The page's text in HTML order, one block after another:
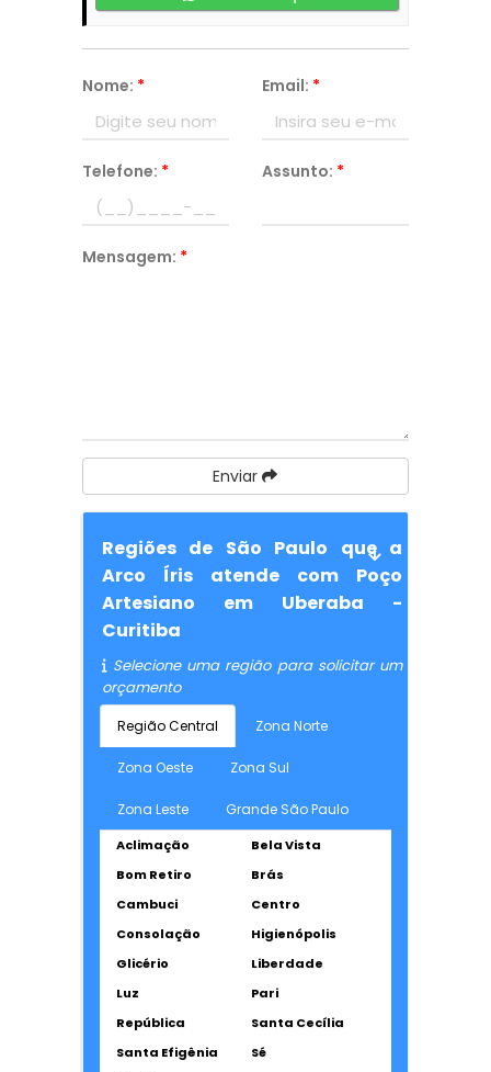
Nome: * Email: *
Telefone: * Assunto: *
Mensagem: *
Enviar
Regiões de São Paulo que a
Arco Íris atende com Poço
Artesiano em Uberaba -
Curitiba
Selecione uma região para solicitar um
orçamento
Região Central Zona Norte
Zona Oeste Zona Sul
Zona Leste Grande São Paulo
Aclimação
Bela Vista
Bom Retiro
Brás
Cambuci
Centro
Consolação
Higienópolis
Glicério
Liberdade
Luz
Pari
República
Santa Cecília
Santa Efigênia
Sé